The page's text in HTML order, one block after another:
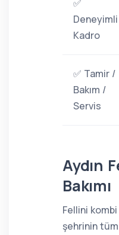
✅
Deneyimli
Kadro
✅ Tamir /
Bakım /
Servis
Aydın
Bakımı
Fellini
şehrinin